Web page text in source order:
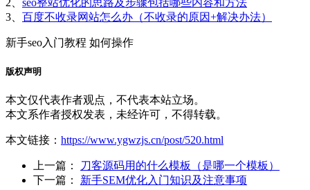
3、 百度不收录网站怎么办（不收录的原因+解决办法）
新手seo入门教程 如何操作
版权声明
本文仅代表作者观点，不代表本站立场。
本文系作者授权发表，未经许可，不得转载。
本文链接： https://www.ygwzjs.cn/post/520.html
上一篇：
刀客源码用的什么模板（是哪一个模板）
下一篇： 新手SEM优化入门知识及注意事项